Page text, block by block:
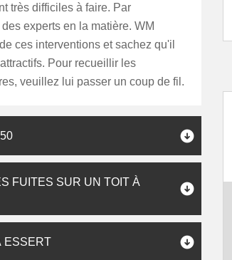
très difficiles à faire. Par
experts en la matière. WM
ces interventions et sachez qu'il
Pour recueillir les
veuillez lui passer un coup de fil.
FUITES SUR UN TOIT À
ESSERT